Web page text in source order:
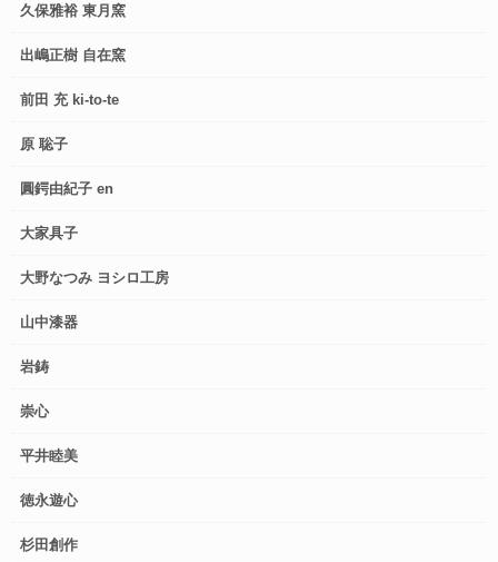
久保雅裕 東月窯
出嶋正樹 自在窯
前田 充 ki-to-te
原 聡子
圓鍔由紀子 en
大家具子
大野なつみ ヨシロ工房
山中漆器
岩鋳
崇心
平井睦美
徳永遊心
杉田創作